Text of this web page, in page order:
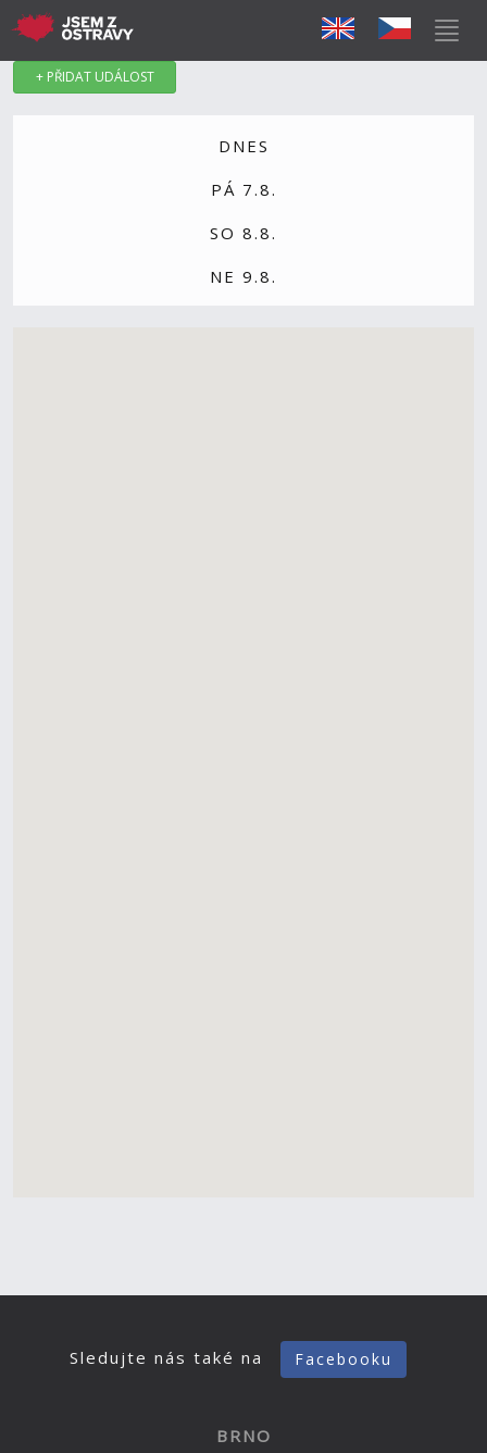
+ PŘIDAT UDÁLOST
DNES
PÁ 7.8.
SO 8.8.
NE 9.8.
Sledujte nás také na Facebooku
BRNO